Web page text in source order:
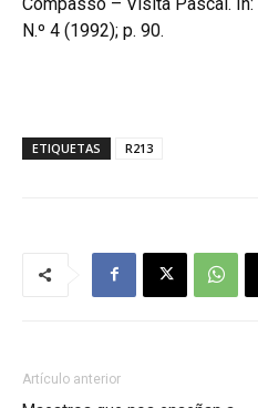
N.º 4 (1992); p. 90.
ETIQUETAS R213
Artículo anterior